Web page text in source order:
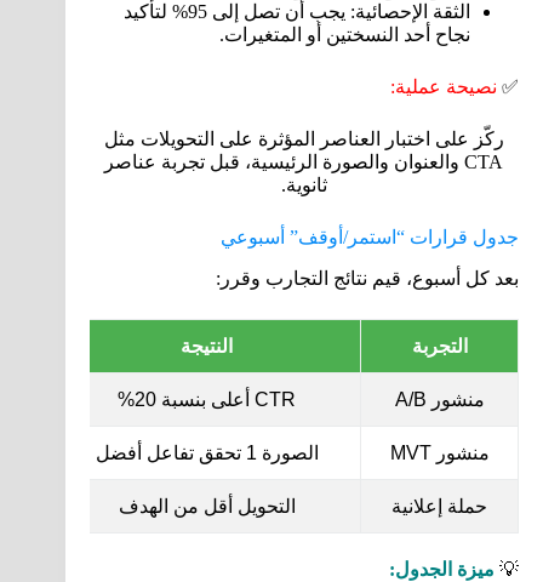
الثقة الإحصائية: يجب أن تصل إلى 95% لتأكيد
نجاح أحد النسختين أو المتغيرات.
✅ نصيحة عملية:
ركّز على اختبار العناصر المؤثرة على التحويلات مثل
CTA والعنوان والصورة الرئيسية، قبل تجربة عناصر
ثانوية.
جدول قرارات “استمر/أوقف” أسبوعي
بعد كل أسبوع، قيم نتائج التجارب وقرر:
التجربة النتيجة
منشور A/B CTR أعلى بنسبة 20%
منشور MVT الصورة 1 تحقق تفاعل أفضل
حملة إعلانية التحويل أقل من الهدف
💡 ميزة الجدول: